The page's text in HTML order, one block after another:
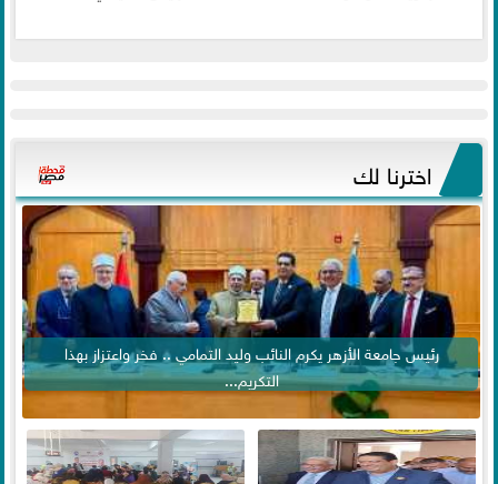
اخترنا لك
رئيس جامعة الأزهر يكرم النائب وليد التمامي .. فخر واعتزاز بهذا
التكريم...